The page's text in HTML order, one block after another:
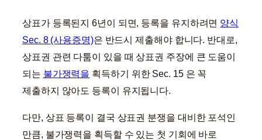
상표가 등록된지 6년이 되면, 등록을 유지하려면 양식
Sec. 8 (사용증명)은 반드시 제출해야 합니다. 반대로,
상표권 관련 다툼이 있을 때 상표권 주장에 큰 도움이
되는 불가쟁력을 획득하기 위한 Sec. 15 은 꼭
제출하지 않아도 등록이 유지됩니다.
다만, 상표 등록이 결국 상표권 분쟁을 대비한 포석인
만큼, 불가쟁력을 획득할 수 있는 첫 기회에 바로